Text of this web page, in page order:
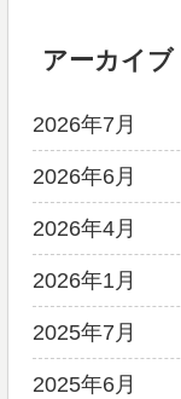
アーカイブ
2026年7月
2026年6月
2026年4月
2026年1月
2025年7月
2025年6月